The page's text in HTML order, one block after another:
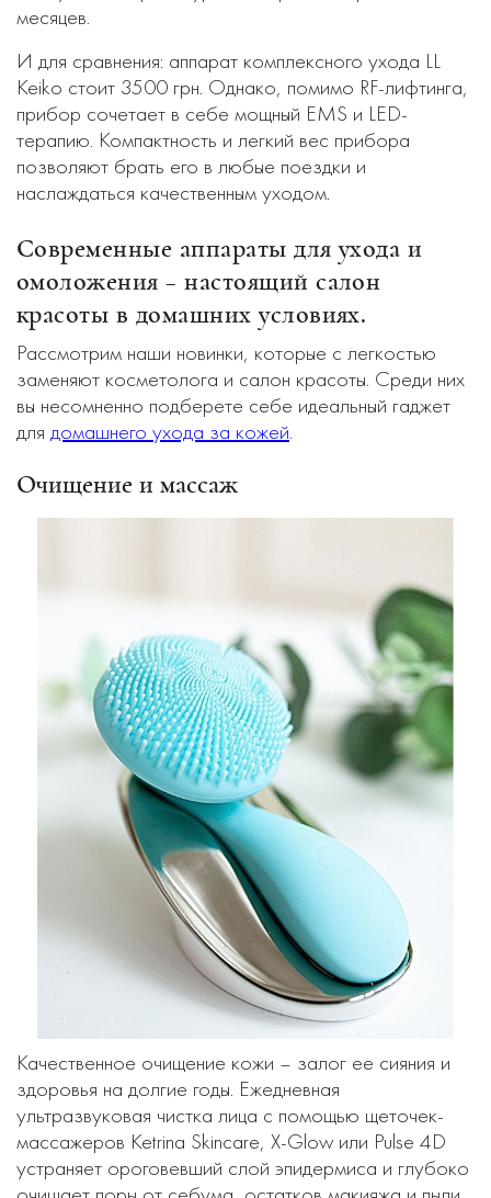
месяцев.
И для сравнения: аппарат комплексного ухода LL
Keiko стоит 3500 грн. Однако, помимо RF-лифтинга,
прибор сочетает в себе мощный EMS и LED-
терапию. Компактность и легкий вес прибора
позволяют брать его в любые поездки и
наслаждаться качественным уходом.
Современные аппараты для ухода и
омоложения – настоящий салон
красоты в домашних условиях.
Рассмотрим наши новинки, которые с легкостью
заменяют косметолога и салон красоты. Среди них
вы несомненно подберете себе идеальный гаджет
для домашнего ухода за кожей
Очищение и массаж
Качественное очищение кожи – залог ее сияния и
здоровья на долгие годы. Ежедневная
ультразвуковая чистка лица с помощью щеточек-
массажеров Ketrina Skincare, X-Glow или Pulse 4D
устраняет ороговевший слой эпидермиса и глубоко